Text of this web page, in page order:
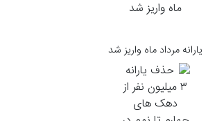
یارانه مرداد ماه واریز شد